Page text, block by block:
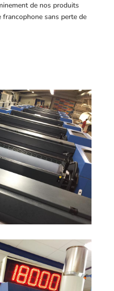
de nos produits
francophone sans perte de